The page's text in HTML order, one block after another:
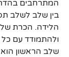
המתרחבים
בין שלב לשלב
הלידה. הכרת
ולהתמודד עם
שלב הראשון